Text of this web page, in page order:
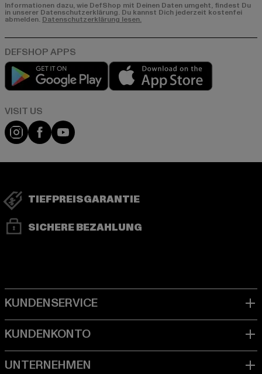
Informationen dazu, wie DefShop mit Deinen Daten umgeht, findest Du
in unserer Datenschutzerklärung. Du kannst Dich jederzeit kostenfei
abmelden. Datenschutzerklärung lesen.
Play market
Visit our Instagram page:
Visit our Facebook page:
Visit our YouTube channel:
TIEFPREISGARANTIE
SICHERE BEZAHLUNG